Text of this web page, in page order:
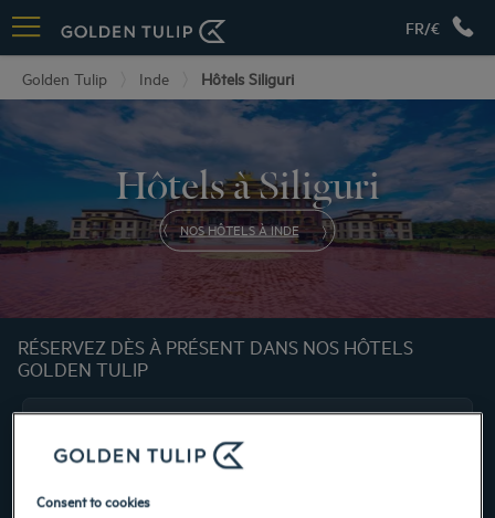
FR/€
Golden Tulip Inde Hôtels Siliguri
Hôtels à Siliguri
NOS HÔTELS À INDE
RÉSERVEZ DÈS À PRÉSENT DANS NOS HÔTELS
GOLDEN TULIP
Consent to cookies